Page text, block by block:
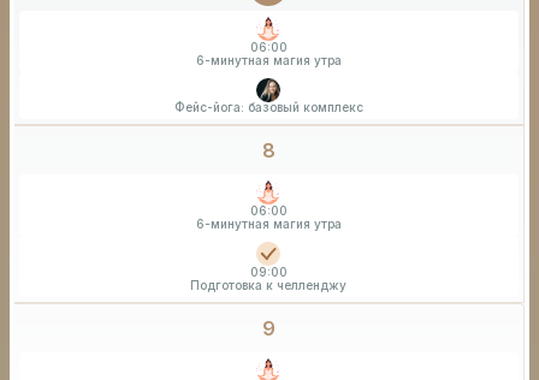
06:00
6-минутная магия утра
Фейс-йога: базовый комплекс
8
06:00
6-минутная магия утра
09:00
Подготовка к челленджу
9